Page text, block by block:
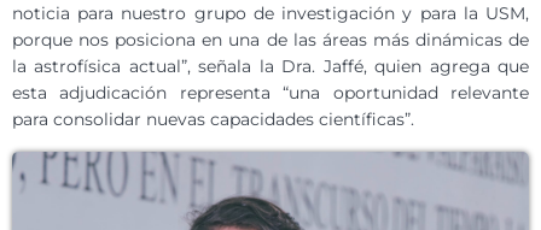
noticia para nuestro grupo de investigación y para la USM,
porque nos posiciona en una de las áreas más dinámicas de
la astrofísica actual”, señala la Dra. Jaffé, quien agrega que
esta adjudicación representa “una oportunidad relevante
para consolidar nuevas capacidades científicas”.